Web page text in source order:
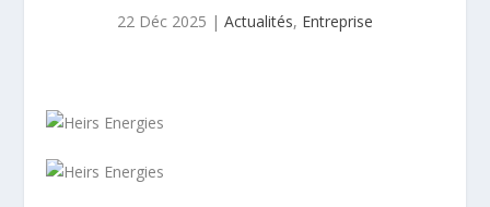
22 Déc 2025 | Actualités, Entreprise